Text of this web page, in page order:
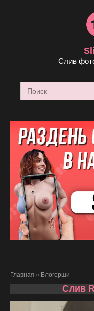
Слив
Search
for:
Главная » Блогерши
Слив